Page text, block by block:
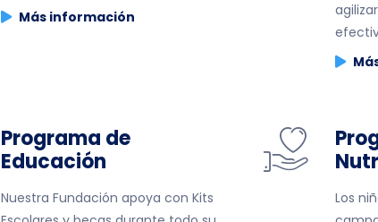
Más información
Programa de
Educación
Nuestra Fundación apoya con Kits
Los